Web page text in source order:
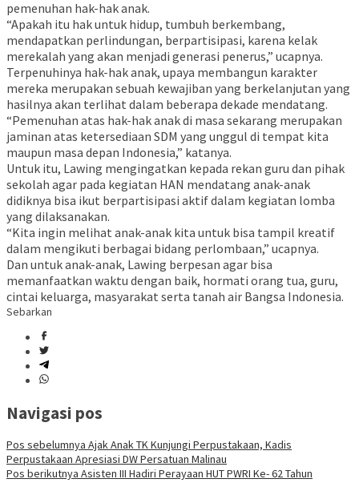
pemenuhan hak-hak anak.
“Apakah itu hak untuk hidup, tumbuh berkembang,
mendapatkan perlindungan, berpartisipasi, karena kelak
merekalah yang akan menjadi generasi penerus,” ucapnya.
Terpenuhinya hak-hak anak, upaya membangun karakter
mereka merupakan sebuah kewajiban yang berkelanjutan yang
hasilnya akan terlihat dalam beberapa dekade mendatang.
“Pemenuhan atas hak-hak anak di masa sekarang merupakan
jaminan atas ketersediaan SDM yang unggul di tempat kita
maupun masa depan Indonesia,” katanya.
Untuk itu, Lawing mengingatkan kepada rekan guru dan pihak
sekolah agar pada kegiatan HAN mendatang anak-anak
didiknya bisa ikut berpartisipasi aktif dalam kegiatan lomba
yang dilaksanakan.
“Kita ingin melihat anak-anak kita untuk bisa tampil kreatif
dalam mengikuti berbagai bidang perlombaan,” ucapnya.
Dan untuk anak-anak, Lawing berpesan agar bisa
memanfaatkan waktu dengan baik, hormati orang tua, guru,
cintai keluarga, masyarakat serta tanah air Bangsa Indonesia.
Sebarkan
Navigasi pos
Pos sebelumnya Ajak Anak TK Kunjungi Perpustakaan, Kadis
Perpustakaan Apresiasi DW Persatuan Malinau
Pos berikutnya Asisten III Hadiri Perayaan HUT PWRI Ke- 62 Tahun